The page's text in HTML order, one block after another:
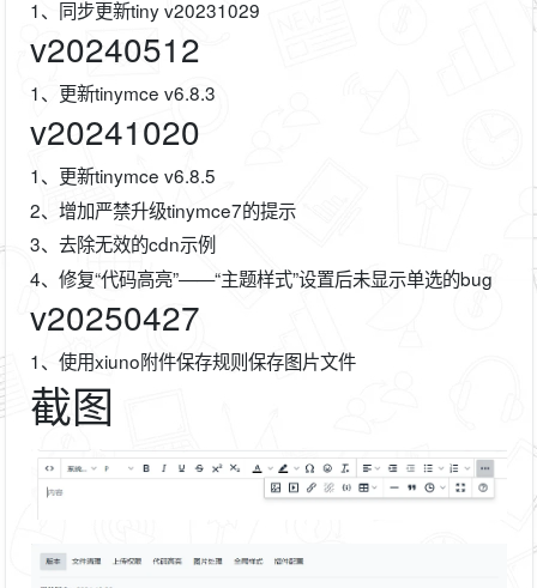
1、同步更新tiny v20231029
v20240512
1、更新tinymce v6.8.3
v20241020
1、更新tinymce v6.8.5
2、增加严禁升级tinymce7的提示
3、去除无效的cdn示例
4、修复“代码高亮”——“主题样式”设置后未显示单选的bug
v20250427
1、使用xiuno附件保存规则保存图片文件
截图